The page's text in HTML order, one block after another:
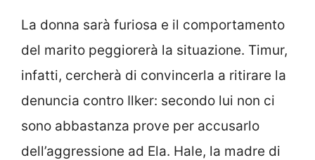
La donna sarà furiosa e il comportamento
del marito peggiorerà la situazione. Timur,
infatti, cercherà di convincerla a ritirare la
denuncia contro Ilker: secondo lui non ci
sono abbastanza prove per accusarlo
dell’aggressione ad Ela. Hale, la madre di